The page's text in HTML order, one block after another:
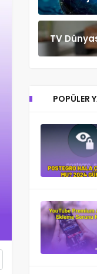
TV
POPÜLER